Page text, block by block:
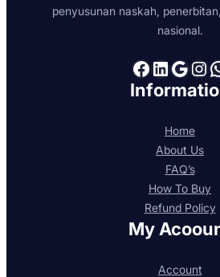
penyusunan naskah,
nasional.
Facebook LinkedIn Google Instagram WhatsApp
Home
About Us
FAQ’s
How To Buy
Refund Policy
My
Account